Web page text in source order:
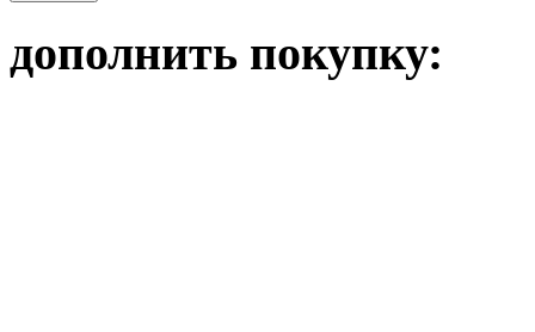
дополнить покупку: